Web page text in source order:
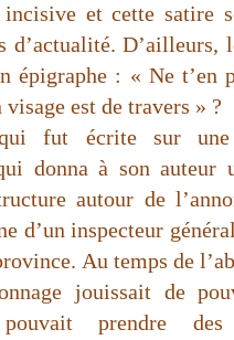
et cette satire
d’actualité. D’ailleurs,
épigraphe : « Ne t’en
est de travers » ?
fut écrite sur
donna à son auteur
autour de
d’un inspecteur
Au temps de
jouissait de
prendre des